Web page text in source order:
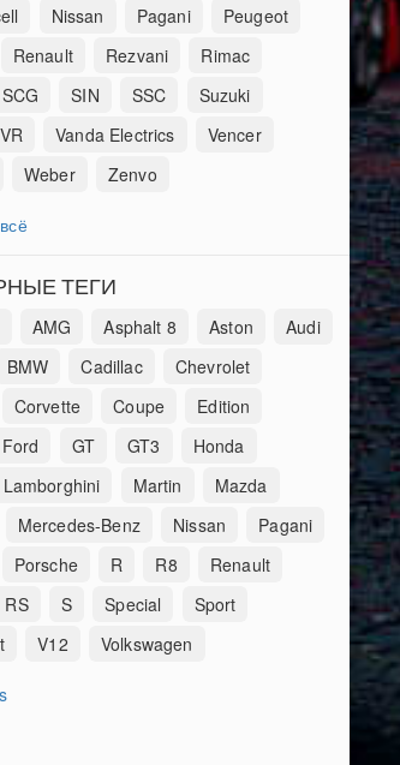
Nissan Pagani
Peugeot
Renault Rezvani
Rimac
SCG SIN SSC
Suzuki
Vanda Electrics
Vencer
Weber Zenvo
ТЕГИ
AMG Asphalt 8 Aston
Audi
BMW Cadillac
Chevrolet
Corvette Coupe
Edition
Ford GT GT3
Honda
Lamborghini Martin
Mazda
Mercedes-Benz Nissan
Pagani
Porsche R R8
Renault
RS S Special
Sport
V12 Volkswagen